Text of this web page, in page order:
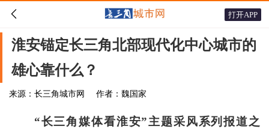
 打开APP
淮安锚定长三角北部现代化中心城市的
雄心靠什么？
来源：长三角城市网 作者：魏国家
“长三角媒体看淮安”主题采风系列报道之